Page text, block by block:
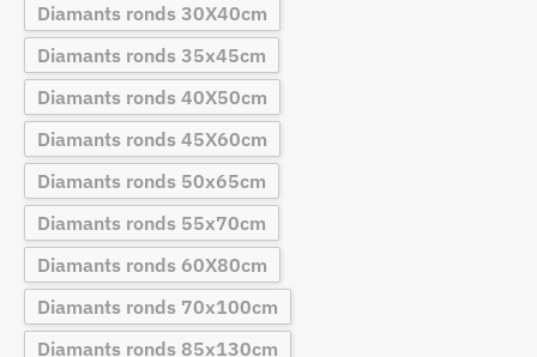
Diamants ronds 30X40cm
Diamants ronds 35x45cm
Diamants ronds 40X50cm
Diamants ronds 45X60cm
Diamants ronds 50x65cm
Diamants ronds 55x70cm
Diamants ronds 60X80cm
Diamants ronds 70x100cm
Diamants ronds 85x130cm